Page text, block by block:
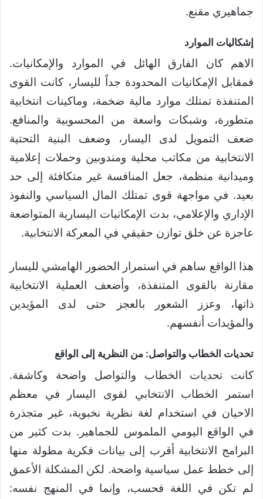
جماهيري مقنع.
إشكاليات الموارد
الاهم كان الفارق الهائل في الموارد والإمكانيات.
فمقابل الإمكانيات المحدودة جداً لليسار، كانت القوى
المتنفذة تمتلك موارد مالية ضخمة، وماكينات انتخابية
متطورة، وشبكات واسعة من المحسوبية والمنافع.
ضعف التمويل لدى اليسار، وضعف البنية التحتية
الانتخابية من مكاتب محلية ومندوبين وحملات إعلامية
وميدانية منظمة، جعل المنافسة غير متكافئة إلى حد
بعيد. في مواجهة قوى تمتلك المال السياسي والنفوذ
الإداري والإعلامي، بدت الإمكانيات اليسارية المتواضعة
عاجزة عن خلق توازن حقيقي في المعركة الانتخابية.
هذا الواقع ساهم في استمرار الحضور الهامشي لليسار
مقارنة بالقوى المتنفذة، وأضعف العملية الانتخابية
ذاتها، وعزز الشعور بالعجز حتى لدى المؤيدين
والمؤيدات أنفسهم.
تحديات الخطاب والتواصل: من النظرية إلى الواقع
كانت تحديات الخطاب والتواصل واضحة وكاشفة.
استمر الخطاب الانتخابي لقوى اليسار في معظم
الاحيان في استخدام لغة نظرية نخبوية، غير متجذرة
في الواقع اليومي الملموس للجماهير. بدت كثير من
البرامج الانتخابية أقرب إلى بيانات فكرية مطولة منها
إلى خطط عمل سياسية واضحة. لكن المشكلة الأعمق
لم تكن في اللغة فحسب، وإنما في المنهج نفسه: